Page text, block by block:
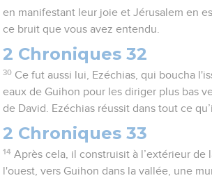
en manifestant leur joie et Jérusalem en
ce bruit que vous avez entendu.
2 Chroniques 32
30 Ce fut aussi lui, Ezéchias, qui boucha
eaux de Guihon pour les diriger plus bas
de David. Ezéchias réussit dans tout ce
2 Chroniques 33
14 Après cela, il construisit à l’extérieur de
l'ouest, vers Guihon dans la vallée, une